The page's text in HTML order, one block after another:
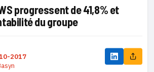
progressent de 41,8% et
du groupe
2017